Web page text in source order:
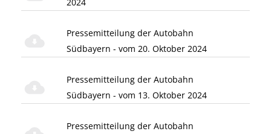
Pressemitteilung der Autobahn
Südbayern - vom 20. Oktober 2024
Pressemitteilung der Autobahn
Südbayern - vom 13. Oktober 2024
Pressemitteilung der Autobahn